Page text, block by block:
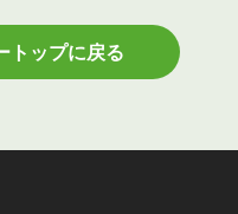
トップに戻る